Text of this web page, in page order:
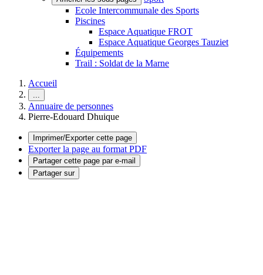
Ecole Intercommunale des Sports
Piscines
Espace Aquatique FROT
Espace Aquatique Georges Tauziet
Équipements
Trail : Soldat de la Marne
Accueil
...
Annuaire de personnes
Pierre-Edouard Dhuique
Imprimer/Exporter cette page
Exporter la page au format PDF
Partager cette page par e-mail
Partager sur